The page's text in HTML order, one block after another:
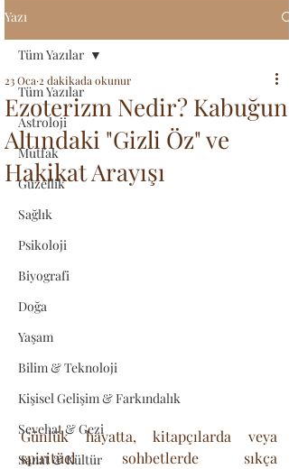
Yazı
Tüm Yazılar
Astroloji
Mutfak
Güzellik
Sağlık
Psikoloji
Biyografi
Doğa
Yaşam
Bilim & Teknoloji
Kişisel Gelişim & Farkındalık
Seyehat & Gezi
Sanat & Kültür
Tüm Yazılar
Ezoterizm Nedir? Kabuğun
Altındaki "Gizli Öz" ve
Hakikat Arayışı
23 Oca 2 dakikada okunur
Günlük hayatta, kitapçılarda veya
spiritüel sohbetlerde sıkça